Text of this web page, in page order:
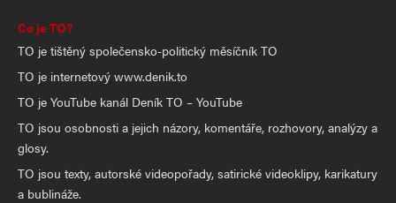
Co je TO?
TO je tištěný společensko-politický měsíčník TO
TO je internetový www.denik.to
TO je YouTube kanál Deník TO – YouTube
TO jsou osobnosti a jejich názory, komentáře, rozhovory, analýzy a
glosy.
TO jsou texty, autorské videopořady, satirické videoklipy, karikatury
a bublináže.